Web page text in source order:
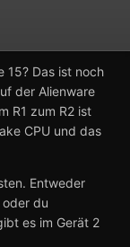
15? Das ist noch
der Alienware
R1 zum R2 ist
CPU und das
Entweder
du
es im Gerät 2